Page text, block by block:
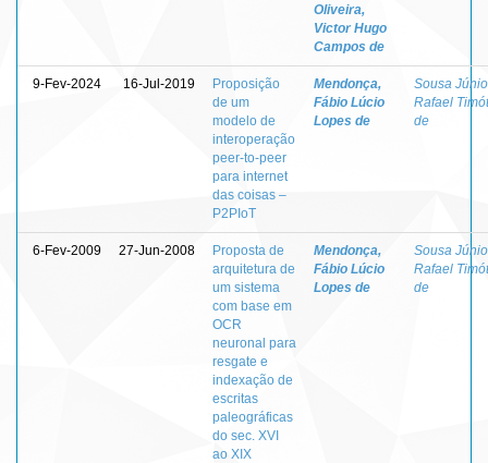
Oliveira,
Victor Hugo
Campos de
9-Fev-2024 16-Jul-2019
Proposição
de um
modelo de
interoperação
peer-to-peer
para internet
das coisas –
P2PIoT
Mendonça,
Fábio Lúcio
Lopes de
Sousa
Rafael
de
6-Fev-2009 27-Jun-2008
Proposta de
arquitetura de
um sistema
com base em
OCR
neuronal para
resgate e
indexação de
escritas
paleográficas
do sec. XVI
ao XIX
Mendonça,
Fábio Lúcio
Lopes de
Sousa
Rafael
de